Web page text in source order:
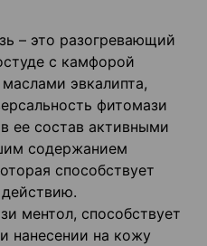
– это разогревающий
с камфорой
эвкалипта,
фитомази
ее состав активными
содержанием
способствует
ментол, способствует
нанесении на кожу